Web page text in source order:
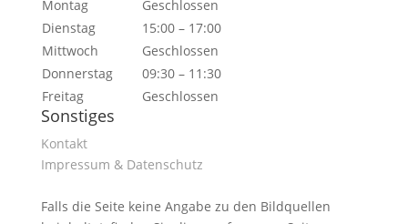
Montag
Geschlossen
Dienstag
15:00 – 17:00
Mittwoch
Geschlossen
Donnerstag
09:30 – 11:30
Freitag
Geschlossen
Sonstiges
Kontakt
Impressum & Datenschutz
Falls die Seite keine Angabe zu den Bildquellen